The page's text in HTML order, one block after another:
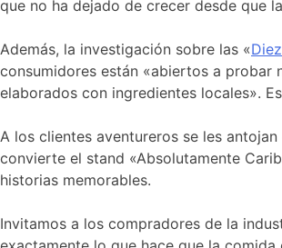
que no ha dejado de crecer desde que la
Además, la investigación sobre las «
consumidores están «abiertos a probar
elaborados con ingredientes locales».
A los clientes aventureros se les
convierte el stand «Absolutamente
historias memorables.
Invitamos a los compradores de la